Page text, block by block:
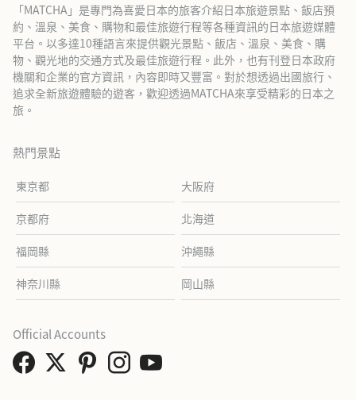
「MATCHA」是專門為喜愛日本的旅客介紹日本旅遊景點、飯店預
約、溫泉、美食、購物和最佳旅遊行程等各種資訊的日本旅遊媒體
平台。以多達10種語言來提供觀光景點、飯店、溫泉、美食、購
物、觀光地的交通方式及最佳旅遊行程。此外，也有刊登日本政府
機關和企業的官方資訊，內容即時又豐富。對於想透過出國旅行、
追求全新旅遊體驗的遊客，歡迎透過MATCHA來享受精彩的日本之
旅。
熱門景點
東京都 大阪府
京都府 北海道
福岡縣 沖繩縣
神奈川縣 岡山縣
Official Accounts